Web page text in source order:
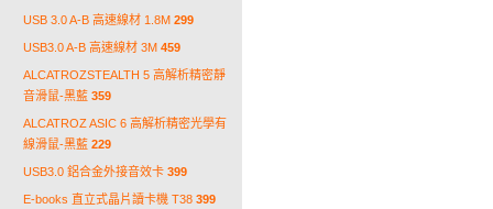
USB 3.0 A-B 高速線材 1.8M 299
USB3.0 A-B 高速線材 3M 459
ALCATROZSTEALTH 5 高解析精密靜
音滑鼠-黑藍 359
ALCATROZ ASIC 6 高解析精密光學有
線滑鼠-黑藍 229
USB3.0 鋁合金外接音效卡 399
E-books 直立式晶片讀卡機 T38 399